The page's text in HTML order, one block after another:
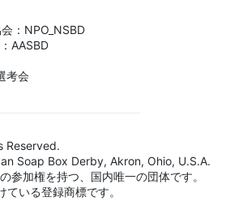
：NPO_NSBD
AASBD
考会
Reserved.
Soap Box Derby, Akron, Ohio, U.S.A.
参加権を持つ、国内唯一の団体です。
いる登録商標です。